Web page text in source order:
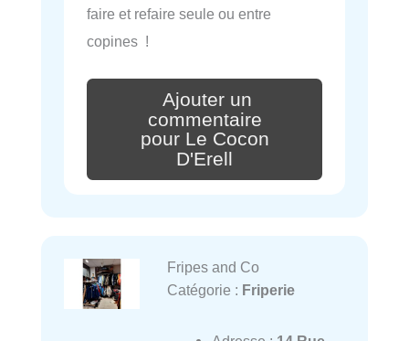
faire et refaire seule ou entre
copines !
Ajouter un
commentaire
pour Le Cocon
D'Erell
Fripes and Co
Catégorie : Friperie